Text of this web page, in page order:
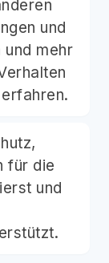
und
und mehr
für die
und